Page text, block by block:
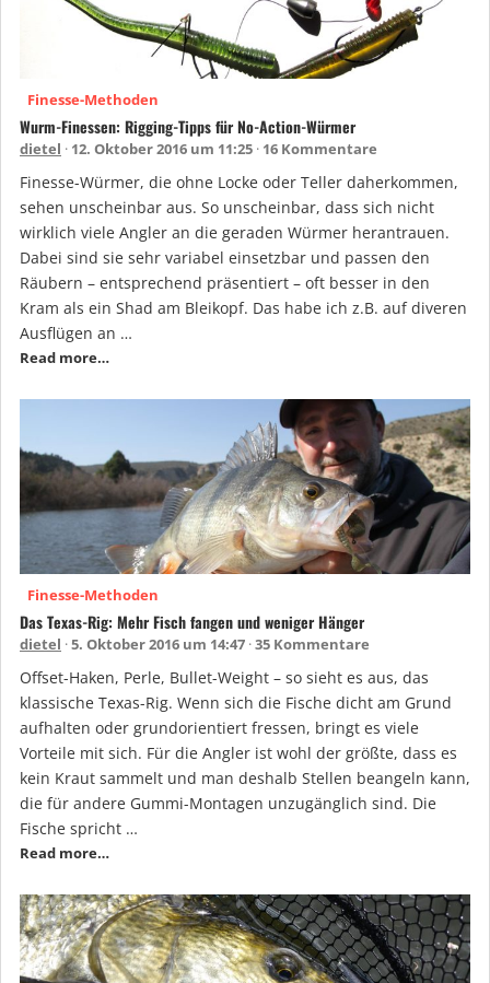
Finesse-Methoden
Wurm-Finessen: Rigging-Tipps für No-Action-Würmer
dietel 12. Oktober 2016 um 11:25 16 Kommentare
Finesse-Würmer, die ohne Locke oder Teller daherkommen,
sehen unscheinbar aus. So unscheinbar, dass sich nicht
wirklich viele Angler an die geraden Würmer herantrauen.
Dabei sind sie sehr variabel einsetzbar und passen den
Räubern – entsprechend präsentiert – oft besser in den
Kram als ein Shad am Bleikopf. Das habe ich z.B. auf diveren
Ausflügen an …
Read more…
Finesse-Methoden
Das Texas-Rig: Mehr Fisch fangen und weniger Hänger
dietel 5. Oktober 2016 um 14:47 35 Kommentare
Offset-Haken, Perle, Bullet-Weight – so sieht es aus, das
klassische Texas-Rig. Wenn sich die Fische dicht am Grund
aufhalten oder grundorientiert fressen, bringt es viele
Vorteile mit sich. Für die Angler ist wohl der größte, dass es
kein Kraut sammelt und man deshalb Stellen beangeln kann,
die für andere Gummi-Montagen unzugänglich sind. Die
Fische spricht …
Read more…